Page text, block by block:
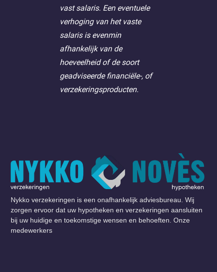
Nykko verzekeringen is een onafhankelijk adviesbureau. Wij
zorgen ervoor dat uw hypotheken en verzekeringen aansluiten
bij uw huidige en toekomstige wensen en behoeften. Onze
medewerkers
vast salaris. Een eventuele
verhoging van het vaste
salaris is evenmin
afhankelijk van de
hoeveelheid of de soort
geadviseerde financiële-, of
verzekeringsproducten.